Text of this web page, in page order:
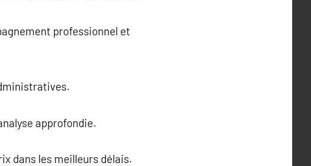
professionnel et
approfondie.
dans les meilleurs délais.